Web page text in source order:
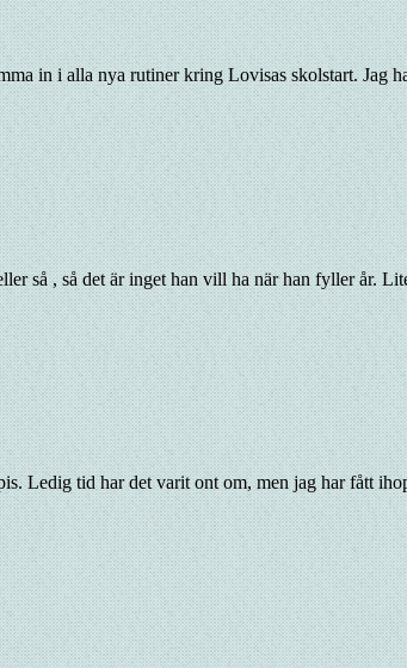
in i alla nya rutiner kring Lovisas skolstart. Jag
så , så det är inget han vill ha när han fyller år.
Ledig tid har det varit ont om, men jag har fått